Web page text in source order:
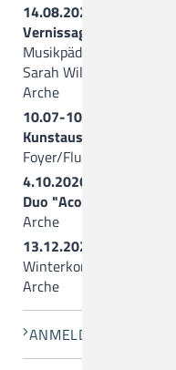
14.08.2026, 17.00 Uhr
Vernissage und Konzert
Musikpädagogen Aldo
Sarah Williamson
Arche
10.07-10.09.2026
Kunstausstellung
Foyer/Flure vor der Arche
4.10.2026, 17.00 Uhr
Duo "Acoustic Colours"
Arche
13.12.2026, 17.00 Uhr
Winterkonzert mit der
Arche
ANMELDUNG